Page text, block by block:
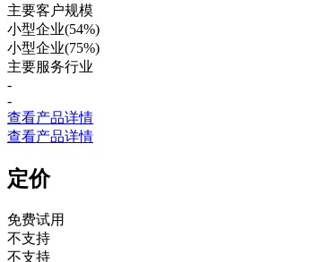
主要客户规模
小型企业(54%)
小型企业(75%)
主要服务行业
-
-
查看产品详情
查看产品详情
定价
免费试用
不支持
不支持